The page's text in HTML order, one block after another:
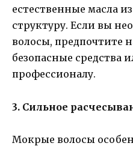
естественные масла
структуру. Если вы
волосы, предпочтите
безопасные средства
профессионалу.
3. Сильное
Мокрые волосы